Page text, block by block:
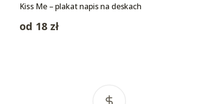
Kiss Me – plakat napis na deskach
od 18 zł